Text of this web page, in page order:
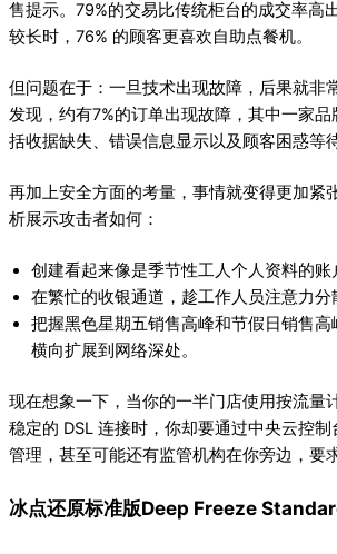
售提示。79%的交易比传统柜台的成交率高
较长时，76% 的顾客更喜欢自助点餐机。
但问题在于：一旦技术出现故障，后果就非
发现，约有7%的订单出现故障，其中一家
括收据缺失、错误信息显示以及顾客​​困惑等
再加上安全方面的考量，事情就变得更加紧
析展示攻击者如何：
创建看起来像是季节性工人个人资料的账
在繁忙的收银通道，趁工作人员注意力分
把握黑色星期五销售高峰和节假日销售高
横向扩展到网络深处。
现在想象一下，当你的一半门店使用按流量
稳定的 DSL 连接时，你却要通过中央云控
管理，甚至可能还有监管机构在你旁边，要
冰点还原标准版Deep Freeze